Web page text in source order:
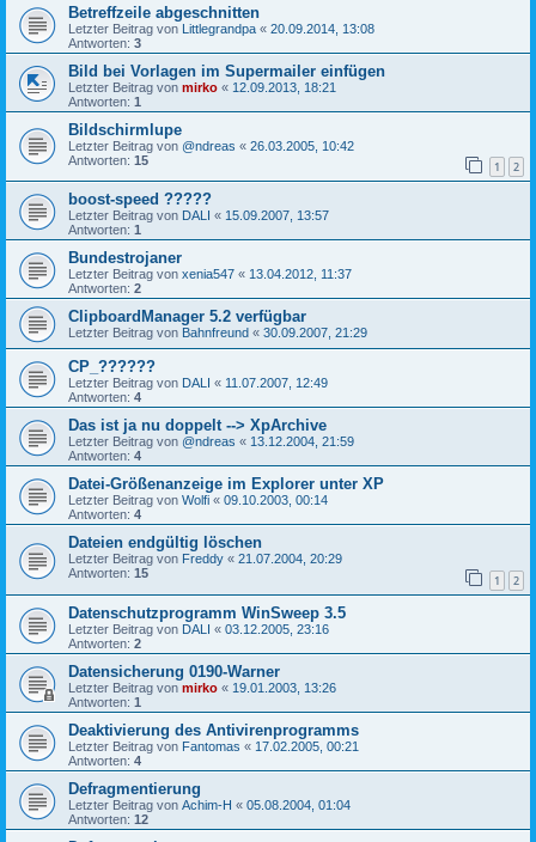
Betreffzeile abgeschnitten
Letzter Beitrag von Littlegrandpa « 20.09.2014, 13:08
Antworten: 3
Bild bei Vorlagen im Supermailer einfügen
Letzter Beitrag von mirko « 12.09.2013, 18:21
Antworten: 1
Bildschirmlupe
Letzter Beitrag von @ndreas « 26.03.2005, 10:42
Antworten: 15 1 2
boost-speed ?????
Letzter Beitrag von DALI « 15.09.2007, 13:57
Antworten: 1
Bundestrojaner
Letzter Beitrag von xenia547 « 13.04.2012, 11:37
Antworten: 2
ClipboardManager 5.2 verfügbar
Letzter Beitrag von Bahnfreund « 30.09.2007, 21:29
CP_??????
Letzter Beitrag von DALI « 11.07.2007, 12:49
Antworten: 4
Das ist ja nu doppelt --> XpArchive
Letzter Beitrag von @ndreas « 13.12.2004, 21:59
Antworten: 4
Datei-Größenanzeige im Explorer unter XP
Letzter Beitrag von Wolfi « 09.10.2003, 00:14
Antworten: 4
Dateien endgültig löschen
Letzter Beitrag von Freddy « 21.07.2004, 20:29
Antworten: 15 1 2
Datenschutzprogramm WinSweep 3.5
Letzter Beitrag von DALI « 03.12.2005, 23:16
Antworten: 2
Datensicherung 0190-Warner
Letzter Beitrag von mirko « 19.01.2003, 13:26
Antworten: 1
Deaktivierung des Antivirenprogramms
Letzter Beitrag von Fantomas « 17.02.2005, 00:21
Antworten: 4
Defragmentierung
Letzter Beitrag von Achim-H « 05.08.2004, 01:04
Antworten: 12